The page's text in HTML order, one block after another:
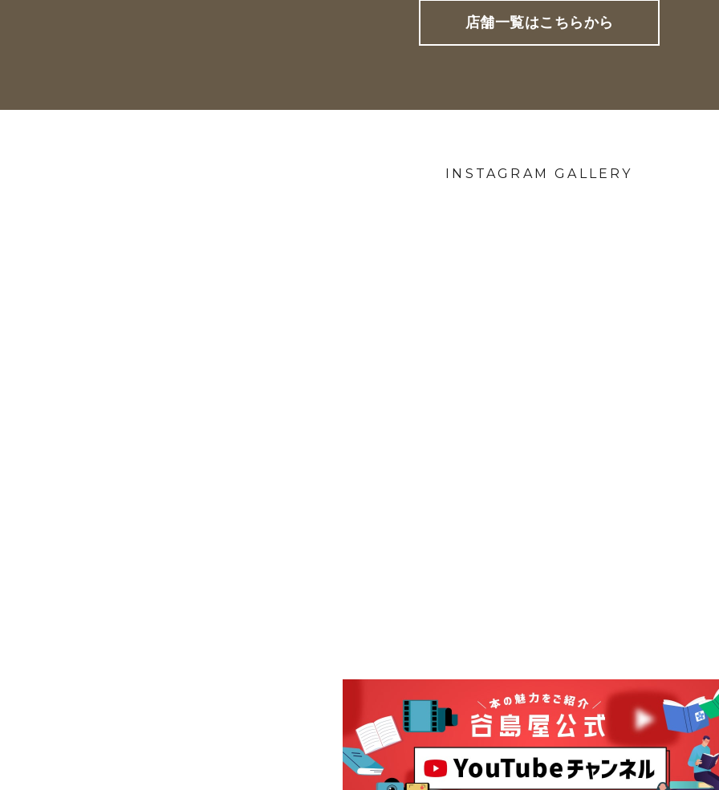
店舗一覧はこちらから
INSTAGRAM GALLERY